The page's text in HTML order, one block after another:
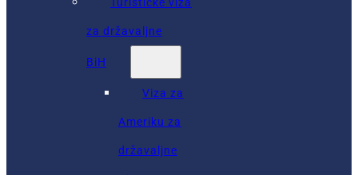
za državaljne
BiH
Viza za
Ameriku za
državaljne